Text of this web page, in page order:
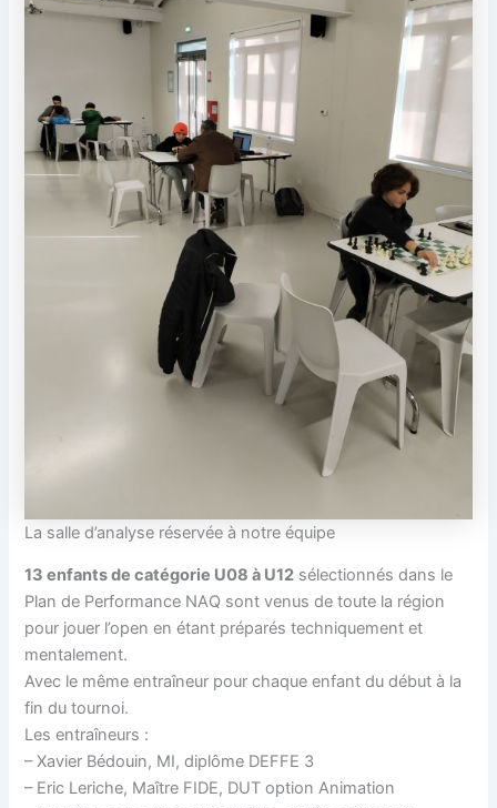
La salle d’analyse réservée à notre équipe
13 enfants de catégorie U08 à U12 sélectionnés dans le
Plan de Performance NAQ sont venus de toute la région
pour jouer l’open en étant préparés techniquement et
mentalement.
Avec le même entraîneur pour chaque enfant du début à la
fin du tournoi.
Les entraîneurs :
– Xavier Bédouin, MI, diplôme DEFFE 3
– Eric Leriche, Maître FIDE, DUT option Animation